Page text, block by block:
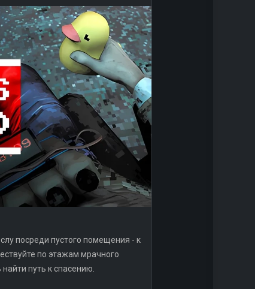
посреди пустого помещения - к
по этажам мрачного
путь к спасению.